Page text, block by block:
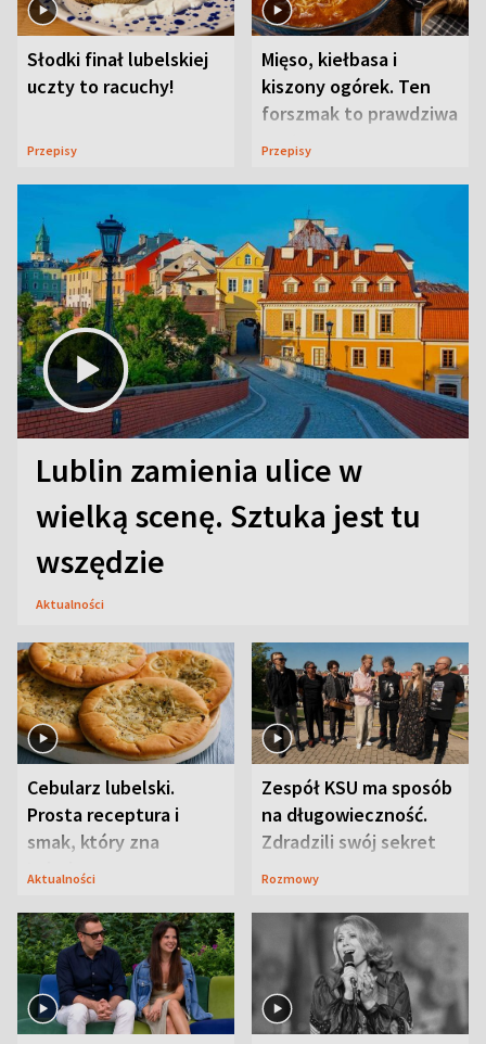
Słodki finał lubelskiej
uczty to racuchy!
Przepisy
Mięso, kiełbasa i
kiszony ogórek. Ten
forszmak to prawdziwa
uczta
Przepisy
Lublin zamienia ulice w
wielką scenę. Sztuka jest tu
wszędzie
Aktualności
Cebularz lubelski.
Prosta receptura i
smak, który zna
Lubelszczyzna
Aktualności
Zespół KSU ma sposób
na długowieczność.
Zdradzili swój sekret
Rozmowy